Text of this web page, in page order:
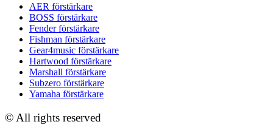
AER förstärkare
BOSS förstärkare
Fender förstärkare
Fishman förstärkare
Gear4music förstärkare
Hartwood förstärkare
Marshall förstärkare
Subzero förstärkare
Yamaha förstärkare
© All rights reserved